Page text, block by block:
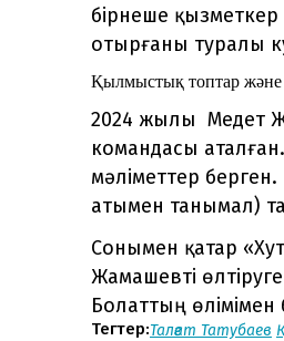
бірнеше
отырғаны туралы
Қылмыстық топтар және
2024 жылы Медет
командасы
мәліметтер
атымен танымал)
Сонымен қатар
Жамашевті
Болаттың
Тегтер:Талғат Татубаев